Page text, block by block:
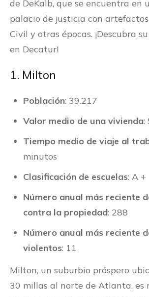
de DeKalb, que se encuentra en
palacio de justicia con
Civil y otras épocas. ¡Descubra
en Decatur!
1. Milton
Población: 39.217
Valor medio de una vivienda:
Tiempo medio de viaje al
minutos
Clasificación de escuelas: A +
Número anual más reciente
contra la propiedad: 288
Número anual más reciente
violentos: 11
Milton, un suburbio próspero
30 millas al norte de Atlanta, es